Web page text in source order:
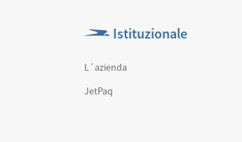
Istituzionale
L´azienda
JetPaq